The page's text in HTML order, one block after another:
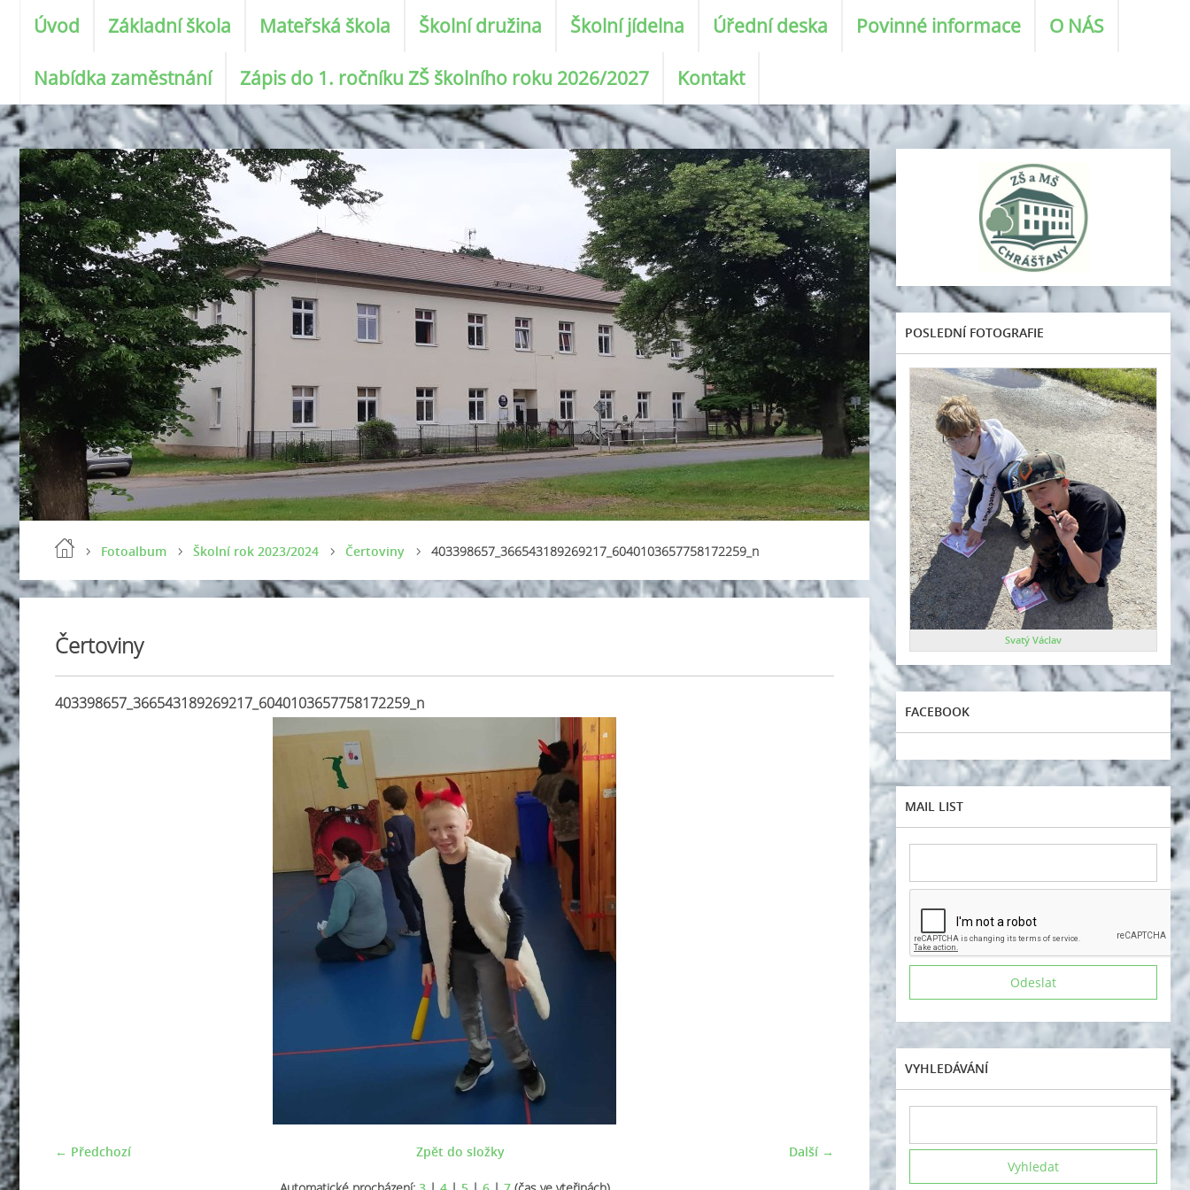
Úvod Základní škola Mateřská škola Školní družina Školní jídelna Úřední deska Povinné informace O NÁS
Nabídka zaměstnání Zápis do 1. ročníku ZŠ školního roku 2026/2027 Kontakt
Fotoalbum Školní rok 2023/2024 Čertoviny 403398657_366543189269217_6040103657758172259_n
Čertoviny
403398657_366543189269217_6040103657758172259_n
← Předchozí Další →
Zpět do složky
POSLEDNÍ FOTOGRAFIE
Svatý Václav
FACEBOOK
MAIL LIST
VYHLEDÁVÁNÍ